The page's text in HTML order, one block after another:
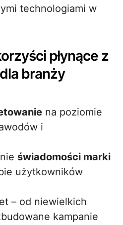
technologiami w
płynące z
branży
na poziomie
i
świadomości marki
użytkowników
– od niewielkich
kampanie